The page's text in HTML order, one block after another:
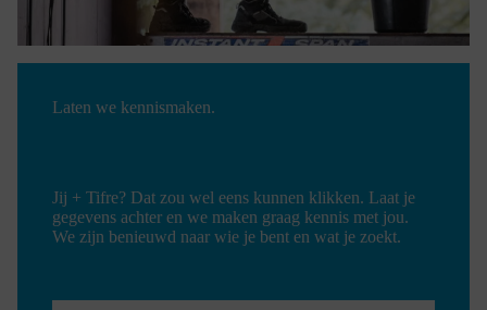
Laten we kennismaken.
Jij + Tifre? Dat zou wel eens kunnen klikken. Laat je
gegevens achter en we maken graag kennis met jou.
We zijn benieuwd naar wie je bent en wat je zoekt.